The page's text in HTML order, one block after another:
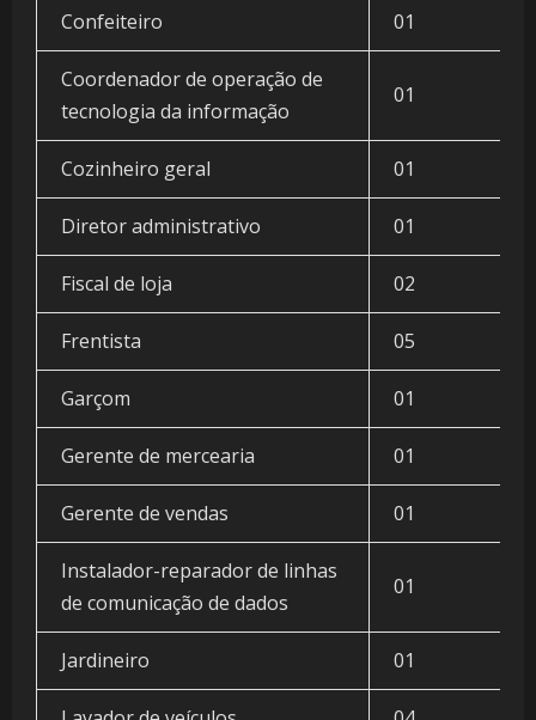
Confeiteiro 01
Coordenador de operação de
tecnologia da informação
01
Cozinheiro geral 01
Diretor administrativo 01
Fiscal de loja 02
Frentista 05
Garçom 01
Gerente de mercearia 01
Gerente de vendas 01
Instalador-reparador de linhas
de comunicação de dados
01
Jardineiro 01